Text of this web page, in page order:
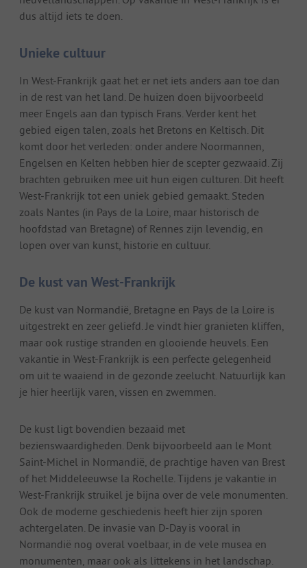
dus altijd iets te doen.
Unieke cultuur
In West-Frankrijk gaat het er net iets anders aan toe dan
in de rest van het land. De huizen doen bijvoorbeeld
meer Engels aan dan typisch Frans. Verder kent het
gebied eigen talen, zoals het Bretons en Keltisch. Dit
komt door het verleden: onder andere Noormannen,
Engelsen en Kelten hebben hier de scepter gezwaaid. Zij
brachten gebruiken mee uit hun eigen culturen. Dit heeft
West-Frankrijk tot een uniek gebied gemaakt. Steden
zoals Nantes (in Pays de la Loire, maar historisch de
hoofdstad van Bretagne) of Rennes zijn levendig, en
lopen over van kunst, historie en cultuur.
De kust van West-Frankrijk
De kust van Normandië, Bretagne en Pays de la Loire is
uitgestrekt en zeer geliefd. Je vindt hier granieten kliffen,
maar ook rustige stranden en glooiende heuvels. Een
vakantie in West-Frankrijk is een perfecte gelegenheid
om uit te waaiend in de gezonde zeelucht. Natuurlijk kan
je hier heerlijk varen, vissen en zwemmen.
De kust ligt bovendien bezaaid met
bezienswaardigheden. Denk bijvoorbeeld aan le Mont
Saint-Michel in Normandië, de prachtige haven van Brest
of het Middeleeuwse la Rochelle. Tijdens je vakantie in
West-Frankrijk struikel je bijna over de vele monumenten.
Ook de moderne geschiedenis heeft hier zijn sporen
achtergelaten. De invasie van D-Day is vooral in
Normandië nog overal voelbaar, in de vele musea en
monumenten, maar ook als littekens in het landschap.